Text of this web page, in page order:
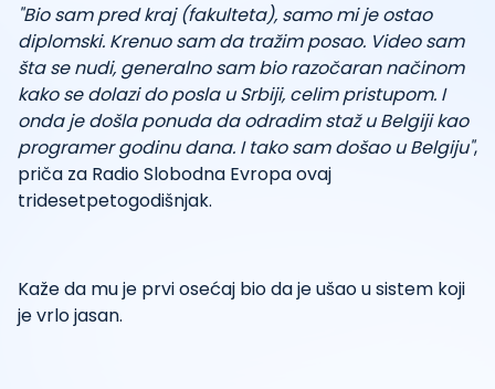
"Bio sam pred kraj (fakulteta), samo mi je ostao
diplomski. Krenuo sam da tražim posao. Video sam
šta se nudi, generalno sam bio razočaran načinom
kako se dolazi do posla u Srbiji, celim pristupom. I
onda je došla ponuda da odradim staž u Belgiji kao
programer godinu dana. I tako sam došao u Belgiju",
priča za Radio Slobodna Evropa ovaj
tridesetpetogodišnjak.
Kaže da mu je prvi osećaj bio da je ušao u sistem koji
je vrlo jasan.